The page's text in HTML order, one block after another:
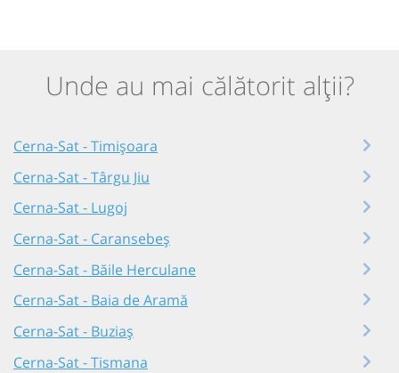
Unde au mai călătorit alții?
Cerna-Sat - Timișoara
Cerna-Sat - Târgu Jiu
Cerna-Sat - Lugoj
Cerna-Sat - Caransebeș
Cerna-Sat - Băile Herculane
Cerna-Sat - Baia de Aramă
Cerna-Sat - Buziaș
Cerna-Sat - Tismana